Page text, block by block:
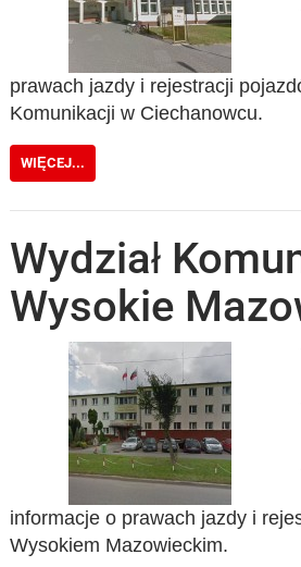
prawach jazdy i rejestracji
Komunikacji w Ciechanowcu.
WIĘCEJ...
Wydział
Wysokie
informacje o prawach jazdy i
Wysokiem Mazowieckim.